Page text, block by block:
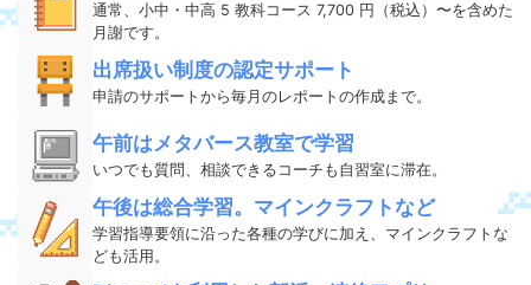
通常、小中・中高 5 教科コース 7,700 円（税込）〜を含めた
月謝です。
出席扱い制度の認定サポート
申請のサポートから毎月のレポートの作成まで。
午前はメタバース教室で学習
いつでも質問、相談できるコーチも自習室に滞在。
午後は総合学習。マインクラフトなど
学習指導要領に沿った各種の学びに加え、マインクラフトな
ども活用。